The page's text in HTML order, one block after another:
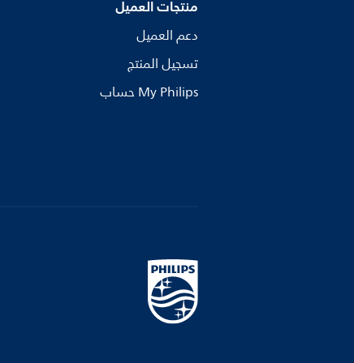
منتجات العميل
دعم العميل
تسجيل المنتج
My Philips حساب